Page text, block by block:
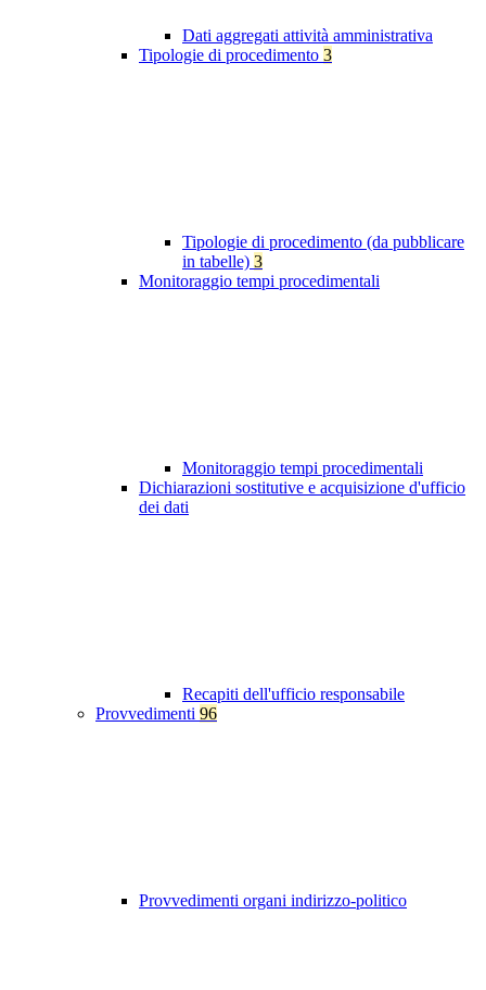
Dati aggregati attività amministrativa
Tipologie di procedimento 3
Tipologie di procedimento (da pubblicare
in tabelle) 3
Monitoraggio tempi procedimentali
Monitoraggio tempi procedimentali
Dichiarazioni sostitutive e acquisizione d'ufficio
dei dati
Recapiti dell'ufficio responsabile
Provvedimenti 96
Provvedimenti organi indirizzo-politico